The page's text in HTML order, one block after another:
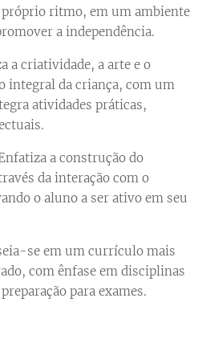
próprio ritmo, em um ambiente
a independência.
a criatividade, a arte e o
integral da criança, com um
atividades práticas,
a construção do
da interação com o
o aluno a ser ativo em seu
se em um currículo mais
com ênfase em disciplinas
para exames.